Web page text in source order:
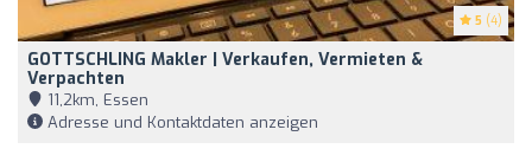
5 (4)
GOTTSCHLING Makler | Verkaufen, Vermieten &
Verpachten
11,2km, Essen
Adresse und Kontaktdaten anzeigen